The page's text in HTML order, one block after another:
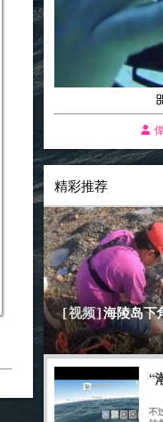
精彩推荐
[赶海]
[视频]海陵岛下
“
不